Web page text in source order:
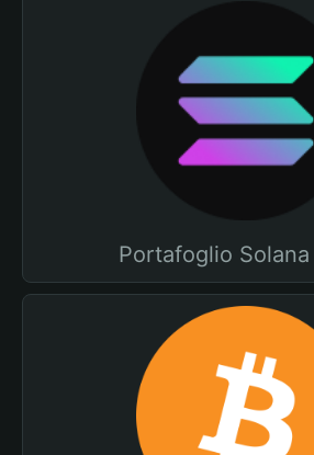
Portafoglio Solana